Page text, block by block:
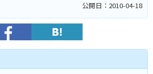
公開日：2010-04-18